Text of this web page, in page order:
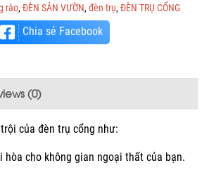
rào, ĐÈN SÂN VƯỜN, đèn trụ, ĐÈN TRỤ CỔNG
Chia sẻ Facebook
(0)
của đèn trụ cổng như:
hòa cho không gian ngoại thất của bạn.